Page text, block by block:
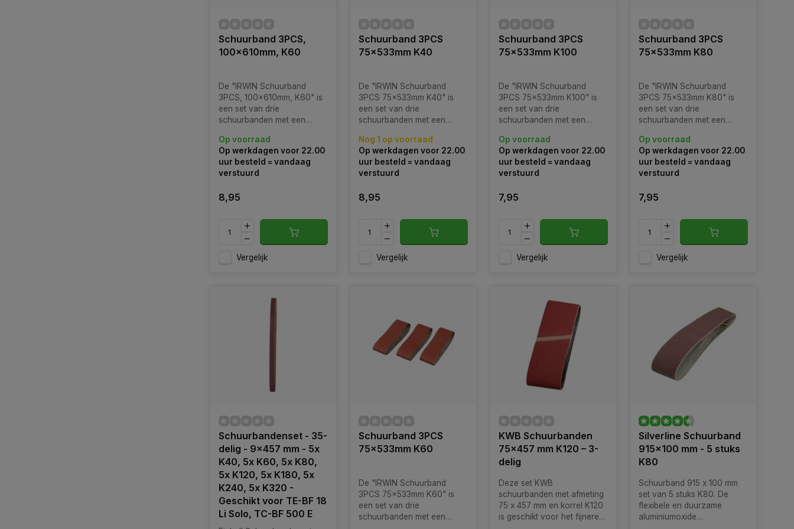
Schuurband 3PCS,
100x610mm, K60
De "IRWIN Schuurband
3PCS, 100x610mm, K60" is
een set van drie
schuurbanden met een
millimeter en een
korrelgrootte van K60.
Op voorraad
Op werkdagen voor 22.00
uur besteld = vandaag
verstuurd
8,95
Vergelijk
Schuurband 3PCS
75x533mm K40
De "IRWIN Schuurband
3PCS 75x533mm K40" is
een set van drie
schuurbanden met een
millimeter en een
korrelgrootte van K40.
Nog 1 op voorraad
Op werkdagen voor 22.00
uur besteld = vandaag
verstuurd
8,95
Vergelijk
Schuurband 3PCS
75x533mm K100
De "IRWIN Schuurband
3PCS 75x533mm K100" is
een set van drie
schuurbanden met een
millimeter en een
korrelgrootte van K100.
Op voorraad
Op werkdagen voor 22.00
uur besteld = vandaag
verstuurd
7,95
Vergelijk
Schuurband 3PCS
75x533mm K80
De "IRWIN Schuurband
3PCS 75x533mm K80" is
een set van drie
schuurbanden met een
millimeter en een
korrelgrootte van K80.
Op voorraad
Op werkdagen voor 22.00
uur besteld = vandaag
verstuurd
7,95
Vergelijk
Schuurbandenset - 35-
delig - 9x457 mm - 5x
K40, 5x K60, 5x K80,
5x K120, 5x K180, 5x
K240, 5x K320 -
Geschikt voor TE-BF 18
Li Solo, TC-BF 500 E
Schuurband 3PCS
75x533mm K60
De "IRWIN Schuurband
3PCS 75x533mm K60" is
een set van drie
schuurbanden met een
KWB Schuurbanden
75x457 mm K120 – 3-
delig
Deze set KWB
schuurbanden met afmeting
75 x 457 mm en korrel K120
is geschikt voor het fijnere
Silverline Schuurband
915x100 mm - 5 stuks
K80
Schuurband 915 x 100 mm
set van 5 stuks K80. De
flexibele en duurzame
aluminiumoxide